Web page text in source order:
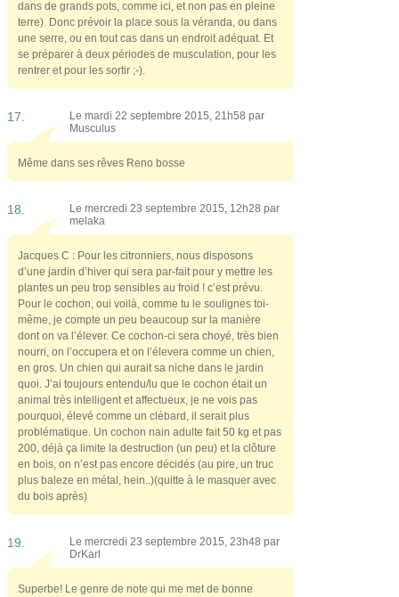
dans de grands pots, comme ici, et non pas en pleine
terre). Donc prévoir la place sous la véranda, ou dans
une serre, ou en tout cas dans un endroit adéquat. Et
se préparer à deux périodes de musculation, pour les
rentrer et pour les sortir ;-).
17.
Le mardi 22 septembre 2015, 21h58 par
Musculus
Même dans ses rêves Reno bosse
18.
Le mercredi 23 septembre 2015, 12h28 par
melaka
Jacques C : Pour les citronniers, nous disposons
d’une jardin d’hiver qui sera par-fait pour y mettre les
plantes un peu trop sensibles au froid ! c’est prévu.
Pour le cochon, oui voilà, comme tu le soulignes toi-
même, je compte un peu beaucoup sur la manière
dont on va l’élever. Ce cochon-ci sera choyé, très bien
nourri, on l’occupera et on l’élevera comme un chien,
en gros. Un chien qui aurait sa niche dans le jardin
quoi. J’ai toujours entendu/lu que le cochon était un
animal très intelligent et affectueux, je ne vois pas
pourquoi, élevé comme un clébard, il serait plus
problématique. Un cochon nain adulte fait 50 kg et pas
200, déjà ça limite la destruction (un peu) et la clôture
en bois, on n’est pas encore décidés (au pire, un truc
plus baleze en métal, hein..)(quitte à le masquer avec
du bois après)
19.
Le mercredi 23 septembre 2015, 23h48 par
DrKarl
Superbe! Le genre de note qui me met de bonne